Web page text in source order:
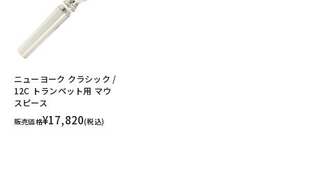
ニューヨーク クラシック /
12C トランペット用 マウ
スピース
販売価格¥17,820(税込)